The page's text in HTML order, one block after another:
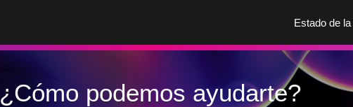
Estado de
¿Cómo podemos ayudarte?